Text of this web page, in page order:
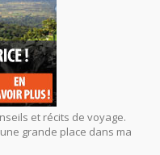
et récits de voyage.
grande place dans ma